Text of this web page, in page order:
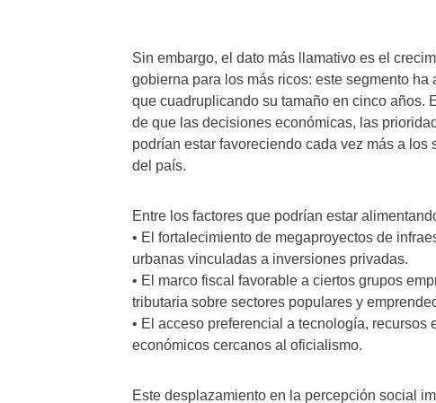
Sin embargo, el dato más llamativo es el
gobierna para los más ricos: este segmento
que cuadruplicando su tamaño en cinco años.
de que las decisiones económicas, las
podrían estar favoreciendo cada vez más a
del país.
Entre los factores que podrían estar
• El fortalecimiento de megaproyectos de
urbanas vinculadas a inversiones privadas.
• El marco fiscal favorable a ciertos grupos
tributaria sobre sectores populares y
• El acceso preferencial a tecnología,
económicos cercanos al oficialismo.
Este desplazamiento en la percepción social